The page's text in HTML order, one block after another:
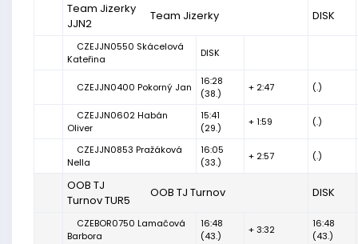
Team Jizerky
JJN2
Team Jizerky DISK
CZEJJN0550 Skácelová
Kateřina
DISK
CZEJJN0400 Pokorný Jan
16:28
(38.)
+ 2:47 (.)
CZEJJN0602 Habán
Oliver
15:41
(29.)
+ 1:59 (.)
CZEJJN0853 Pražáková
Nella
16:05
(33.)
+ 2:57 (.)
OOB TJ
Turnov TUR5
OOB TJ Turnov DISK
CZEBOR0750 Lamačová
Barbora
16:48
(43.)
+ 3:32
16:48
(43.)